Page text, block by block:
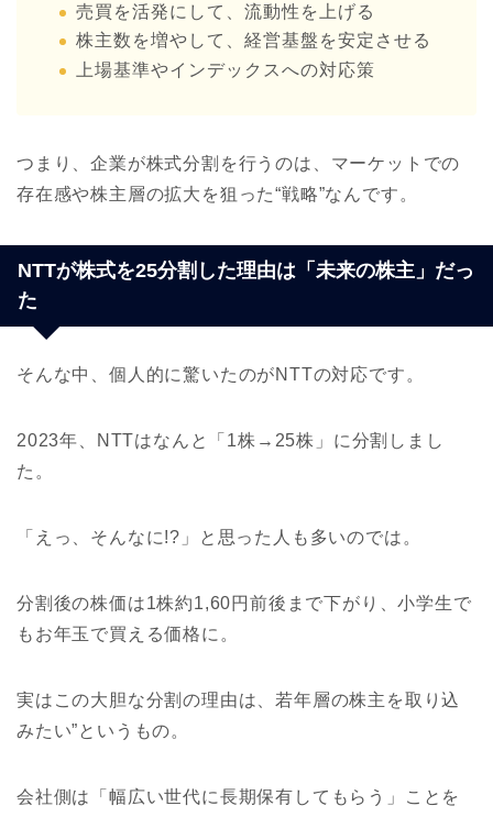
売買を活発にして、流動性を上げる
株主数を増やして、経営基盤を安定させる
上場基準やインデックスへの対応策
つまり、企業が株式分割を行うのは、マーケットでの
存在感や株主層の拡大を狙った“戦略”なんです。
NTTが株式を25分割した理由は「未来の株主」だっ
た
そんな中、個人的に驚いたのがNTTの対応です。
2023年、NTTはなんと「1株→25株」に分割しまし
た。
「えっ、そんなに!?」と思った人も多いのでは。
分割後の株価は1株約1,60円前後まで下がり、小学生で
もお年玉で買える価格に。
実はこの大胆な分割の理由は、若年層の株主を取り込
みたい”というもの。
会社側は「幅広い世代に長期保有してもらう」ことを